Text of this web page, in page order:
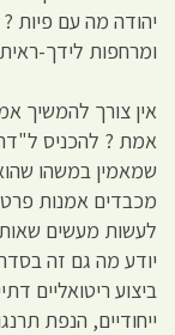
יהודה מה עם פיות
ומרחפות לידך-
אין צורך להמשיך
אמת ? להכניס
שמאמין במשהו
מכבדים אמנות
לעשות מעשים
יודע מה גם זה
ביצוע ריטואליים
ייחודיים, הנפת